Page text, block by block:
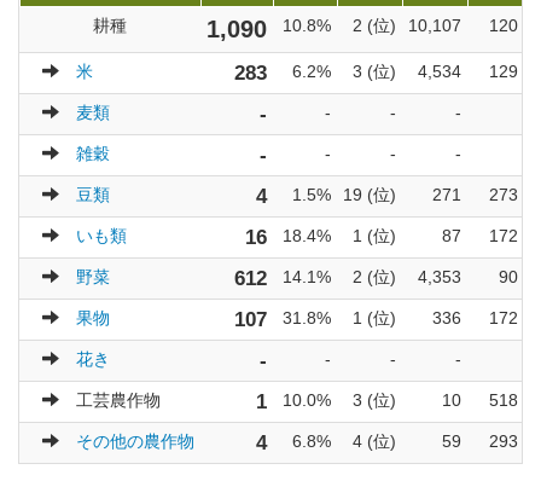
耕種
1,090 10.8% 2 (位) 10,107 120 (
米 283 6.2% 3 (位) 4,534 129 (
麦類 - - - -
雑穀 - - - -
豆類 4 1.5% 19 (位) 271 273 (
いも類 16 18.4% 1 (位) 87 172 (
野菜 612 14.1% 2 (位) 4,353 90 (
果物 107 31.8% 1 (位) 336 172 (
花き - - - -
工芸農作物 1 10.0% 3 (位) 10 518 (
その他の農作物 4 6.8% 4 (位) 59 293 (